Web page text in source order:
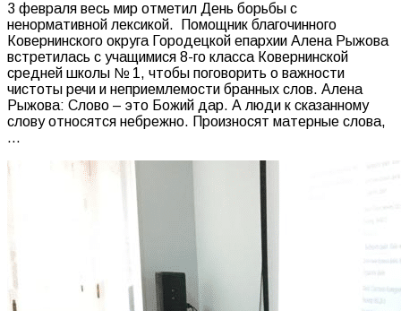
3 февраля весь мир отметил День борьбы с
ненормативной лексикой. Помощник благочинного
Ковернинского округа Городецкой епархии Алена Рыжова
встретилась с учащимися 8-го класса Ковернинской
средней школы № 1, чтобы поговорить о важности
чистоты речи и неприемлемости бранных слов. Алена
Рыжова: Слово – это Божий дар. А люди к сказанному
слову относятся небрежно. Произносят матерные слова,
…